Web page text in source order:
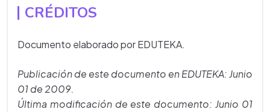
CRÉDITOS
Documento elaborado por EDUTEKA.
Publicación de este documento en EDUTEKA: Junio
01 de 2009.
Última modificación de este documento: Junio 01